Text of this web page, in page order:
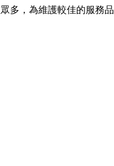
多，為維護較佳的服務